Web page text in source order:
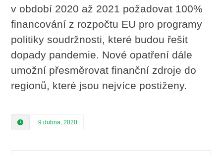
v období 2020 až 2021 požadovat 100%
financování z rozpočtu EU pro programy
politiky soudržnosti, které budou řešit
dopady pandemie. Nové opatření dále
umožní přesměrovat finanční zdroje do
regionů, které jsou nejvíce postiženy.
9 dubna, 2020